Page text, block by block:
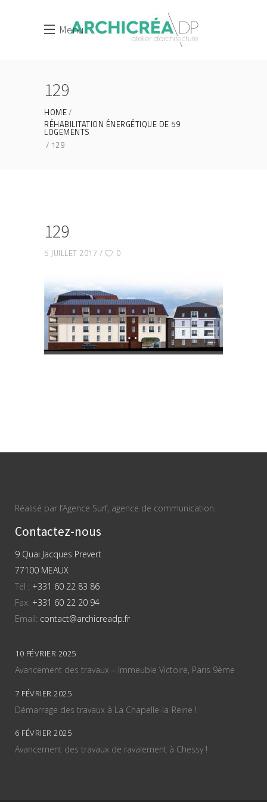
Menu
129
HOME
RÉHABILITATION ÉNERGÉTIQUE DE 59
LOGEMENTS
129
129
5 JUILLET 2017 0
Réalisé par l’Agence Surf, agence de communication.
Contactez-nous
9 Quai Jacques Prevert
77100 MEAUX
Tél : +331 60 22 83 86
Fax: +331 60 22 20 94
Email: contact@archicreadp.fr
10 FÉVRIER 2025
Avancement des travaux – Immeuble Victoire, Paris 9ème
7 FÉVRIER 2025
Démarrage des travaux à La Chapelle-la-Reine !
6 FÉVRIER 2025
Avancement des travaux de ravalement à Chessy !